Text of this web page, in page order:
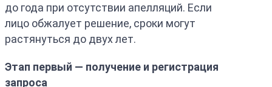
до года при отсутствии апелляций. Если
лицо обжалует решение, сроки могут
растянуться до двух лет.
Этап первый — получение и регистрация
запроса